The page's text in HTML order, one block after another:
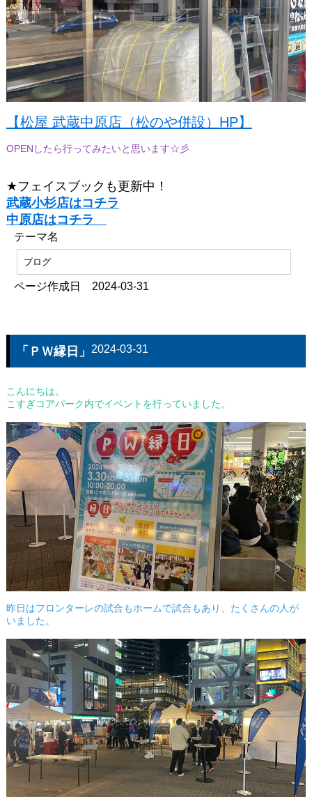
【松屋 武蔵中原店（松のや併設）HP】
OPENしたら行ってみたいと思います☆彡
★フェイスブックも更新中！
武蔵小杉店はコチラ
中原店はコチラ
テーマ名
ブログ
ページ作成日 2024-03-31
「ＰＷ縁日」 2024-03-31
こんにちは。
こすぎコアパーク内でイベントを行っていました。
昨日はフロンターレの試合もホームで試合もあり、たくさんの人が
いました。